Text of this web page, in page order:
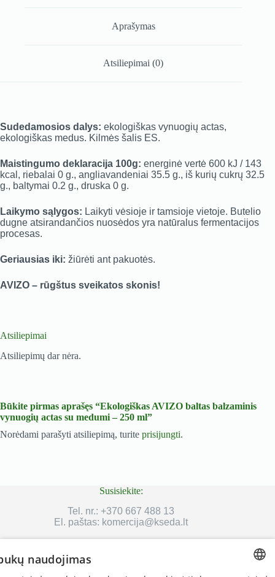
Aprašymas
Atsiliepimai (0)
Sudedamosios dalys: ekologiškas vynuogių actas,
ekologiškas medus. Kilmės šalis ES.
Maistingumo deklaracija 100g: energinė vertė 600 kJ / 143
kcal, riebalai 0 g., angliavandeniai 35.5 g., iš kurių cukrų 32.5
g., baltymai 0.2 g., druska 0 g.
Laikymo sąlygos: Laikyti vėsioje ir tamsioje vietoje. Butelio
dugne atsirandančios nuosėdos yra natūralus fermentacijos
procesas.
Geriausias iki: žiūrėti ant pakuotės.
AVIZO – rūgštus sveikatos skonis!
Atsiliepimai
Atsiliepimų dar nėra.
Būkite pirmas aprašęs “Ekologiškas AVIZO baltas balzaminis
vynuogių actas su medumi – 250 ml”
Norėdami parašyti atsiliepimą, turite prisijungti.
Susisiekite:
Tel. nr.: +370 667 488 13
El. paštas: komercija@kseda.lt
naudojimas